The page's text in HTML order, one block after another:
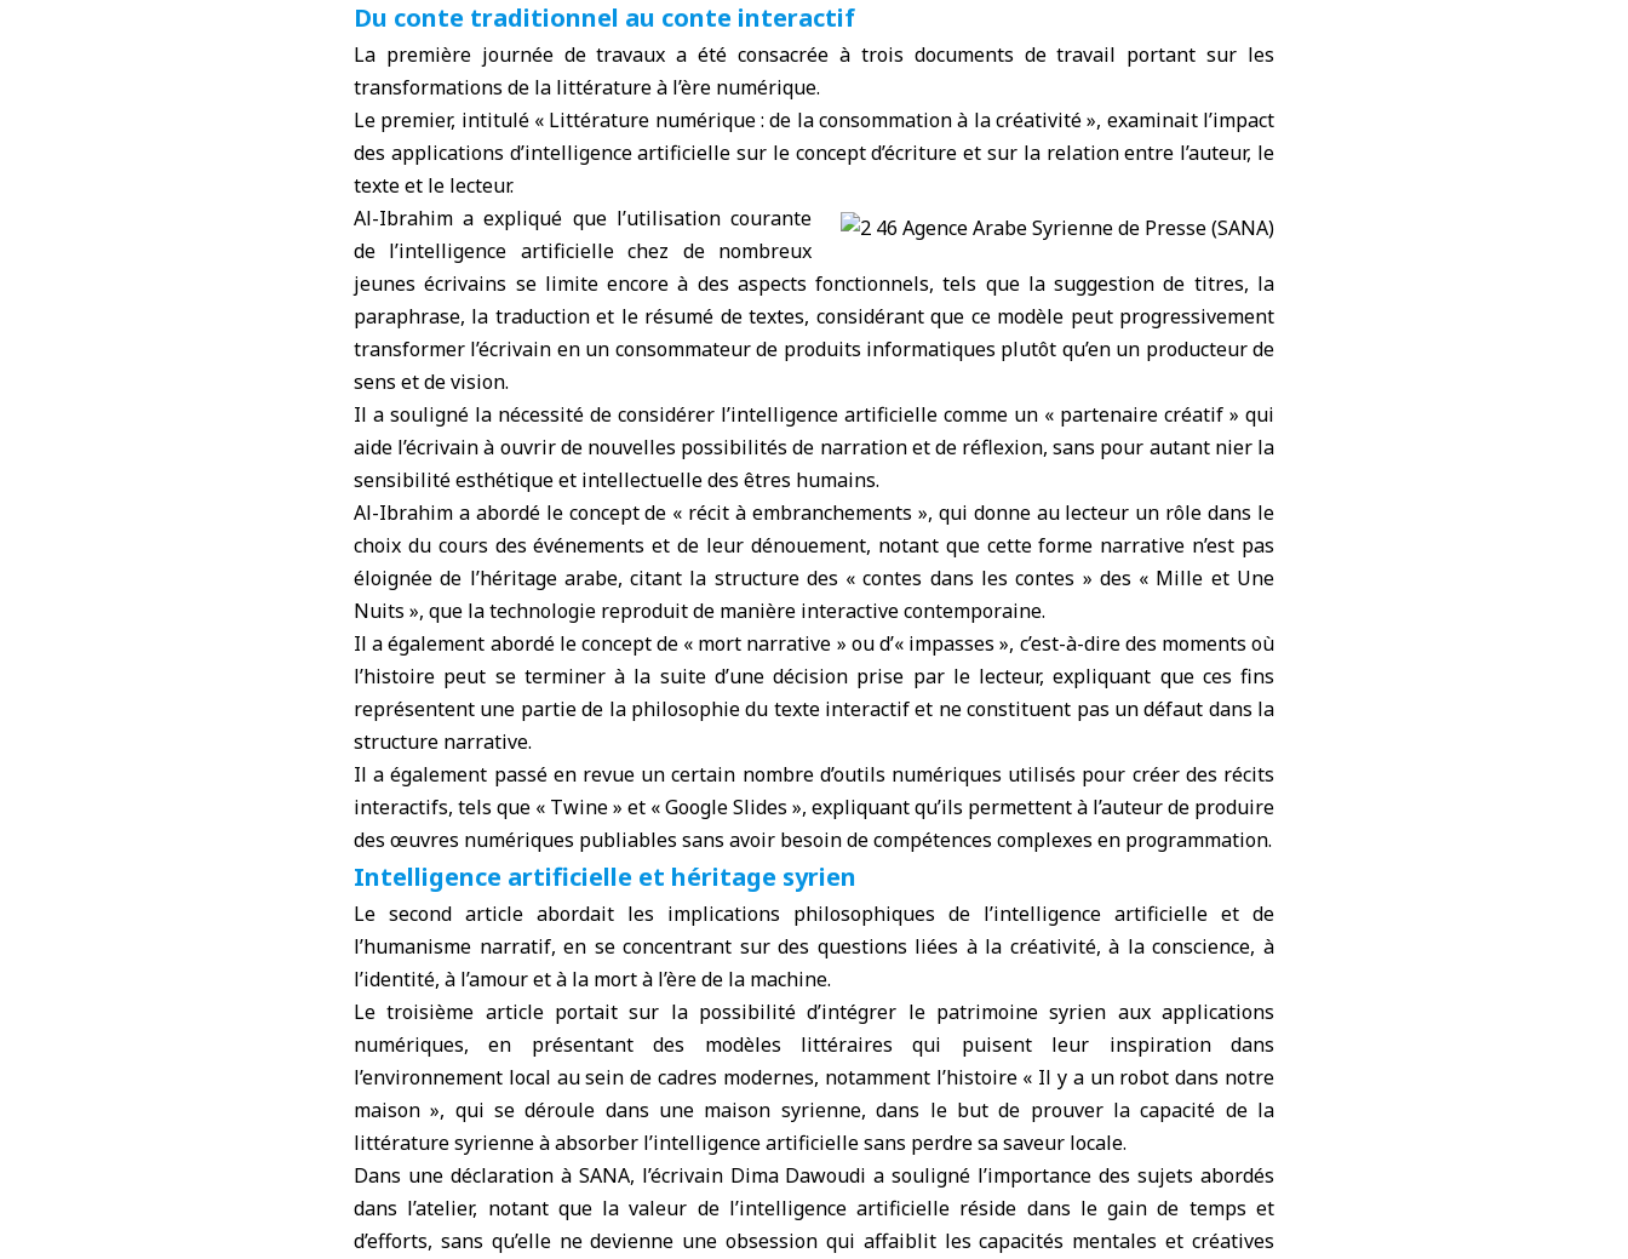
Du conte traditionnel au conte interactif
La première journée de travaux a été consacrée à trois documents de travail portant sur les
transformations de la littérature à l’ère numérique.
Le premier, intitulé « Littérature numérique : de la consommation à la créativité », examinait l’impact
des applications d’intelligence artificielle sur le concept d’écriture et sur la relation entre l’auteur, le
texte et le lecteur.
Al-Ibrahim a expliqué que l’utilisation courante
de l’intelligence artificielle chez de nombreux
jeunes écrivains se limite encore à des aspects fonctionnels, tels que la suggestion de titres, la
paraphrase, la traduction et le résumé de textes, considérant que ce modèle peut progressivement
transformer l’écrivain en un consommateur de produits informatiques plutôt qu’en un producteur de
sens et de vision.
Il a souligné la nécessité de considérer l’intelligence artificielle comme un « partenaire créatif » qui
aide l’écrivain à ouvrir de nouvelles possibilités de narration et de réflexion, sans pour autant nier la
sensibilité esthétique et intellectuelle des êtres humains.
Al-Ibrahim a abordé le concept de « récit à embranchements », qui donne au lecteur un rôle dans le
choix du cours des événements et de leur dénouement, notant que cette forme narrative n’est pas
éloignée de l’héritage arabe, citant la structure des « contes dans les contes » des « Mille et Une
Nuits », que la technologie reproduit de manière interactive contemporaine.
Il a également abordé le concept de « mort narrative » ou d’« impasses », c’est-à-dire des moments où
l’histoire peut se terminer à la suite d’une décision prise par le lecteur, expliquant que ces fins
représentent une partie de la philosophie du texte interactif et ne constituent pas un défaut dans la
structure narrative.
Il a également passé en revue un certain nombre d’outils numériques utilisés pour créer des récits
interactifs, tels que « Twine » et « Google Slides », expliquant qu’ils permettent à l’auteur de produire
des œuvres numériques publiables sans avoir besoin de compétences complexes en programmation.
Intelligence artificielle et héritage syrien
Le second article abordait les implications philosophiques de l’intelligence artificielle et de
l’humanisme narratif, en se concentrant sur des questions liées à la créativité, à la conscience, à
l’identité, à l’amour et à la mort à l’ère de la machine.
Le troisième article portait sur la possibilité d’intégrer le patrimoine syrien aux applications
numériques, en présentant des modèles littéraires qui puisent leur inspiration dans
l’environnement local au sein de cadres modernes, notamment l’histoire « Il y a un robot dans notre
maison », qui se déroule dans une maison syrienne, dans le but de prouver la capacité de la
littérature syrienne à absorber l’intelligence artificielle sans perdre sa saveur locale.
Dans une déclaration à SANA, l’écrivain Dima Dawoudi a souligné l’importance des sujets abordés
dans l’atelier, notant que la valeur de l’intelligence artificielle réside dans le gain de temps et
d’efforts, sans qu’elle ne devienne une obsession qui affaiblit les capacités mentales et créatives